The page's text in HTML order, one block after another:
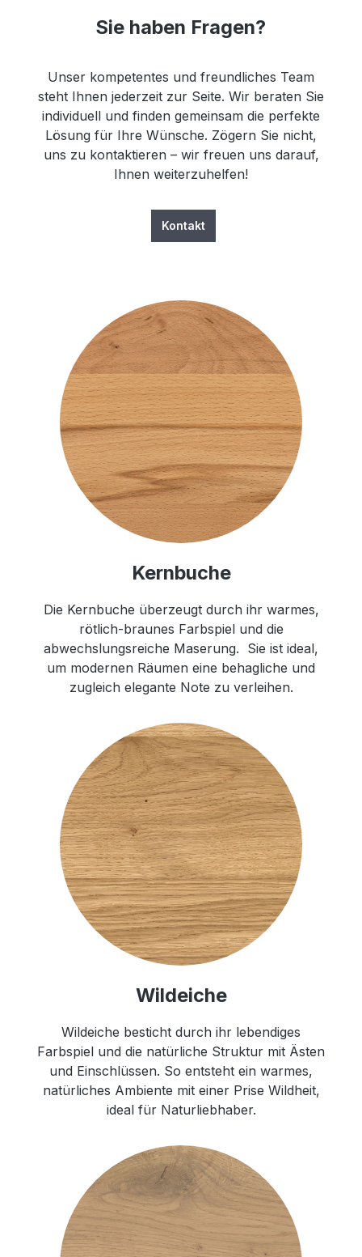
Sie haben Fragen?
Unser kompetentes und freundliches Team
steht Ihnen jederzeit zur Seite. Wir beraten Sie
individuell und finden gemeinsam die perfekte
Lösung für Ihre Wünsche. Zögern Sie nicht,
uns zu kontaktieren – wir freuen uns darauf,
Ihnen weiterzuhelfen!
Kontakt
Kernbuche
Die Kernbuche überzeugt durch ihr warmes,
rötlich-braunes Farbspiel und die
abwechslungsreiche Maserung. Sie ist ideal,
um modernen Räumen eine behagliche und
zugleich elegante Note zu verleihen.
Wildeiche
Wildeiche besticht durch ihr lebendiges
Farbspiel und die natürliche Struktur mit Ästen
und Einschlüssen. So entsteht ein warmes,
natürliches Ambiente mit einer Prise Wildheit,
ideal für Naturliebhaber.